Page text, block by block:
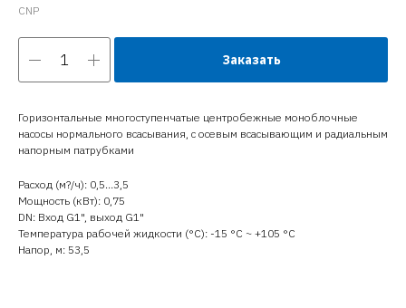
CNP
Заказать
Горизонтальные многоступенчатые центробежные моноблочные
насосы нормального всасывания, с осевым всасывающим и радиальным
напорным патрубками
Расход (м?/ч): 0,5…3,5
Мощность (кВт): 0,75
DN: Вход G1", выход G1"
Температура рабочей жидкости (°C): -15 °С ~ +105 °С
Напор, м: 53,5